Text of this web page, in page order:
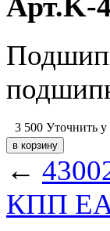
3 500 Уточнить у
←
КПП